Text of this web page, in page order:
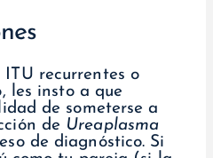
recurrentes o
les insto a que
de someterse a
de Ureaplasma
de diagnóstico. Si